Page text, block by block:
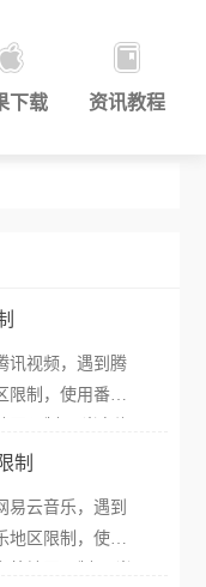
下载 资讯教程
讯视频，遇到腾
限制，使用番茄
视频，却突然弹
放”的提示语。
香港、澳门、台
制
易云音乐，遇到
地区限制，使用